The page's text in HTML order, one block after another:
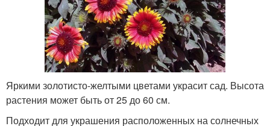
Яркими золотисто-желтыми цветами украсит сад. Высота
растения может быть от 25 до 60 см.
Подходит для украшения расположенных на солнечных